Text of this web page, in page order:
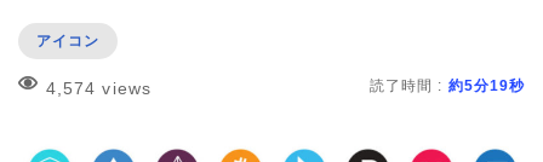
アイコン
4,574 views 読了時間 : 約5分19秒